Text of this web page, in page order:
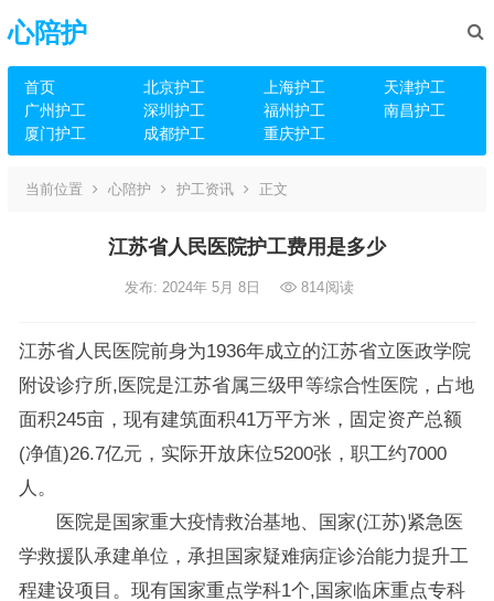
心陪护
首页 北京护工 上海护工
天津护工
广州护工
深圳护工 福州护工
南昌护工
厦门护工
成都护工 重庆护工
当前位置 心陪护 护工资讯 正文
江苏省人民医院护工费用是多少
发布: 2024年 5月 8日 814阅读
江苏省人民医院前身为1936年成立的江苏省立医政学院
附设诊疗所,医院是江苏省属三级甲等综合性医院，占地
面积245亩，现有建筑面积41万平方米，固定资产总额
(净值)26.7亿元，实际开放床位5200张，职工约7000
人。
医院是国家重大疫情救治基地、国家(江苏)紧急医
学救援队承建单位，承担国家疑难病症诊治能力提升工
程建设项目。现有国家重点学科1个,国家临床重点专科